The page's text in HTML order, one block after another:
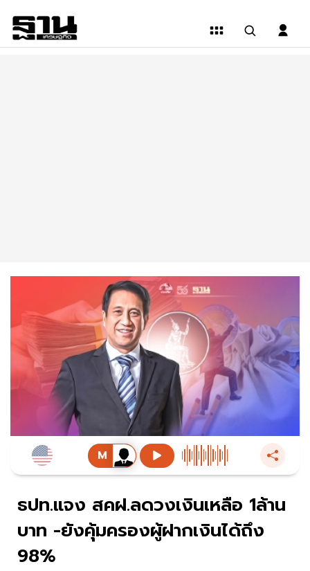
ธปท.แจง สคฝ.ลดวงเงินเหลือ 1ล้าน
บาท -ยังคุ้มครองผู้ฝากเงินได้ถึง
98%